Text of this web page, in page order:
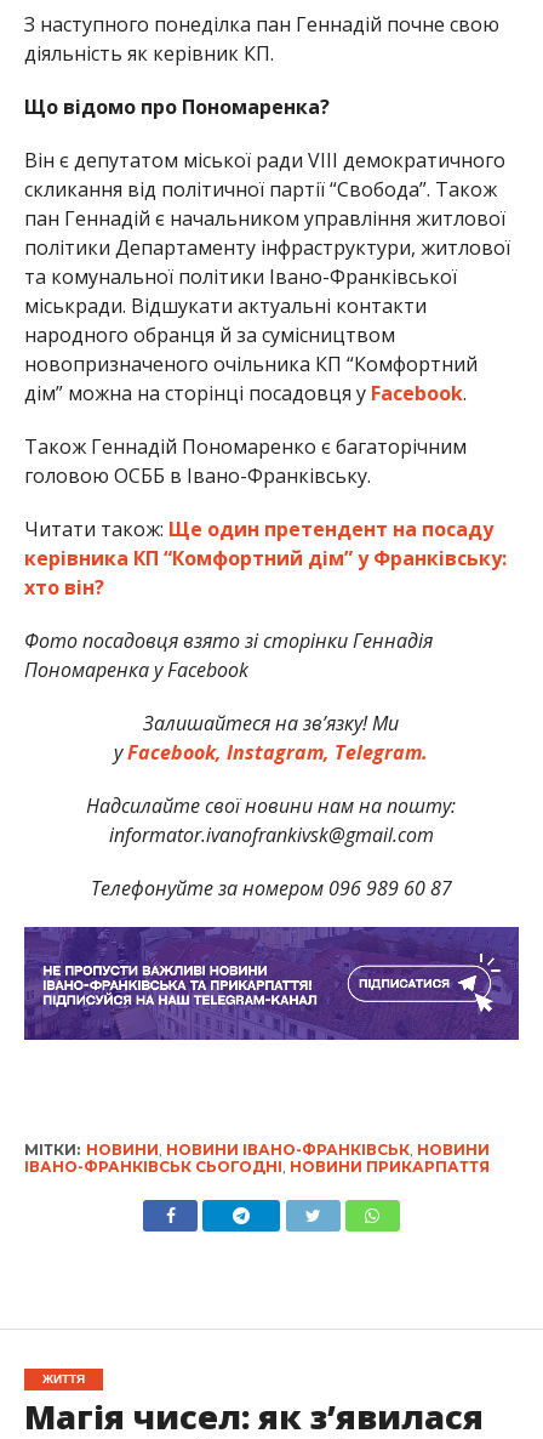
З наступного понеділка пан Геннадій почне свою
діяльність як керівник КП.
Що відомо про Пономаренка?
Він є депутатом міської ради VІІІ демократичного
скликання від політичної партії “Свобода”. Також
пан Геннадій є начальником управління житлової
політики Департаменту інфраструктури, житлової
та комунальної політики Івано-Франківської
міськради. Відшукати актуальні контакти
народного обранця й за сумісництвом
новопризначеного очільника КП “Комфортний
дім” можна на сторінці посадовця у Facebook.
Також Геннадій Пономаренко є багаторічним
головою ОСББ в Івано-Франківську.
Читати також: Ще один претендент на посаду
керівника КП “Комфортний дім” у Франківську:
хто він?
Фото посадовця взято зі сторінки Геннадія
Пономаренка у Facebook
Залишайтеся на зв’язку! Ми
уFacebook, Instagram, Telegram.
Надсилайте свої новини нам на пошту:
informator.ivanofrankivsk@gmail.com
Телефонуйте за номером 096 989 60 87
МІТКИ: НОВИНИ, НОВИНИ ІВАНО-ФРАНКІВСЬК, НОВИНИ
ІВАНО-ФРАНКІВСЬК СЬОГОДНІ, НОВИНИ ПРИКАРПАТТЯ
ЖИТТЯ
Магія чисел: як з’явилася